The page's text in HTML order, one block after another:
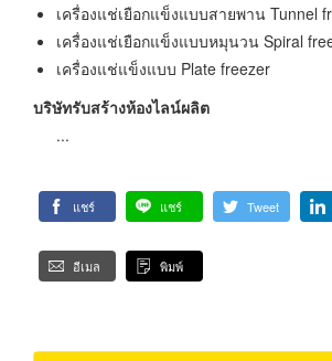
เครื่องแช่เยือกแข็งแบบสายพาน Tunnel
เครื่องแช่เยือกแข็งแบบหมุนวน Spiral
เครื่องแช่แข็งแบบ Plate freezer
บริษัทรับสร้างห้องไลน์ผลิต
...
แชร์ แชร์ Tweet
อีเมล พิมพ์